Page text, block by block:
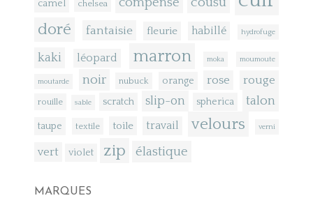
camel chelsea
doré fantaisie fleurie habillé hydrofuge
kaki léopard marron moka moumoute
moutarde noir nubuck orange rose rouge
rouille sable scratch slip-on spherica talon
taupe textile toile travail velours verni
vert violet zip élastique
MARQUES